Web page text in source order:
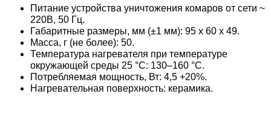
Питание устройства уничтожения комаров от сети ~
220В, 50 Гц.
Габаритные размеры, мм (±1 мм): 95 х 60 х 49.
Масса, г (не более): 50.
Температура нагревателя при температуре
окружающей среды 25 °C: 130–160 °C.
Потребляемая мощность, Вт: 4,5 +20%.
Нагревательная поверхность: керамика.
Элитные семена в банках
Купить семена - хиты продаж
Архив